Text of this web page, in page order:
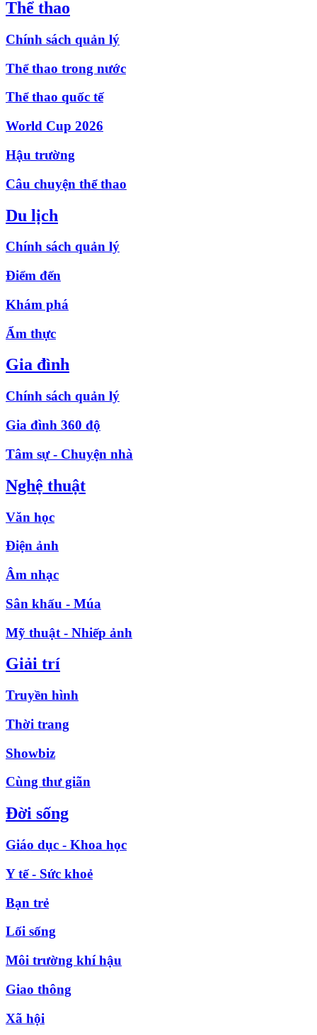
Thể thao
Chính sách quản lý
Thể thao trong nước
Thể thao quốc tế
World Cup 2026
Hậu trường
Câu chuyện thể thao
Du lịch
Chính sách quản lý
Điểm đến
Khám phá
Ẩm thực
Gia đình
Chính sách quản lý
Gia đình 360 độ
Tâm sự - Chuyện nhà
Nghệ thuật
Văn học
Điện ảnh
Âm nhạc
Sân khấu - Múa
Mỹ thuật - Nhiếp ảnh
Giải trí
Truyền hình
Thời trang
Showbiz
Cùng thư giãn
Đời sống
Giáo dục - Khoa học
Y tế - Sức khoẻ
Bạn trẻ
Lối sống
Môi trường khí hậu
Giao thông
Xã hội